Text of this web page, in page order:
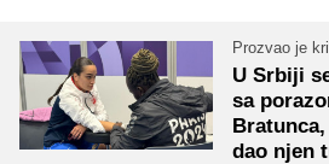
Prozvao je
U Srbiji
sa
dao njen